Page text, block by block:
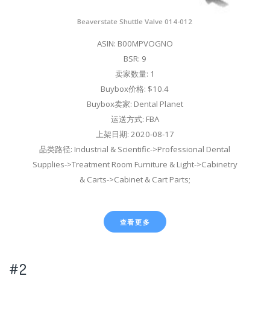
Beaverstate Shuttle Valve 014-012
ASIN: B00MPVOGNO
BSR: 9
卖家数量: 1
Buybox价格: $10.4
Buybox卖家: Dental Planet
运送方式: FBA
上架日期: 2020-08-17
品类路径: Industrial & Scientific->Professional Dental
Supplies->Treatment Room Furniture & Light->Cabinetry
& Carts->Cabinet & Cart Parts;
查看更多
#2